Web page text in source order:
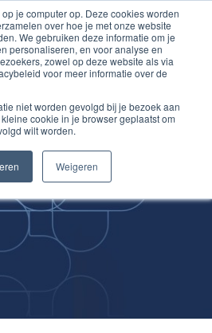
je computer op. Deze cookies worden
over hoe je met onze website
We gebruiken deze informatie om je
personaliseren, en voor analyse en
zowel op deze website als via
voor meer informatie over de
niet worden gevolgd bij je bezoek aan
cookie in je browser geplaatst om
wilt worden.
Weigeren
Inloggen account